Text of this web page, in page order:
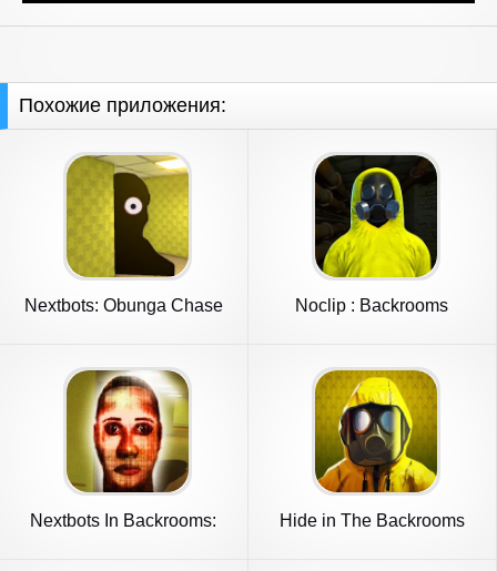
Похожие приложения:
Nextbots: Obunga Chase
Noclip : Backrooms
Nextbots In Backrooms:
Hide in The Backrooms